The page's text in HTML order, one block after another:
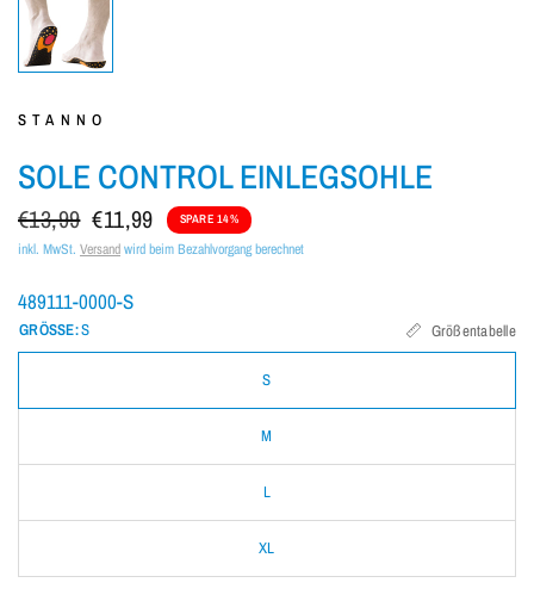
STANNO
SOLE CONTROL EINLEGSOHLE
€13,99 €11,99 SPARE 14%
inkl. MwSt. Versandwird beim Bezahlvorgang berechnet
489111-0000-S
GRÖSSE:S Größentabelle
S
M
L
XL